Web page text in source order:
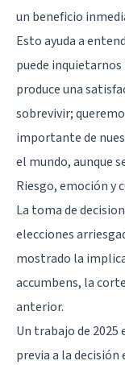
un beneficio
Esto ayuda a
puede
produce una
sobrevivir;
importante de
el mundo, aunque
Riesgo, emoción y
La toma de
elecciones
mostrado la
accumbens, la
anterior.
Un trabajo de 2025
previa a la